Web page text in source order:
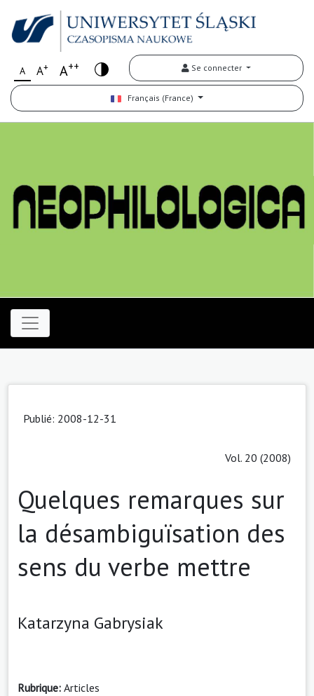
A A+ A++ Se connecter
Français (France)
Publié: 2008-12-31
Vol. 20 (2008)
Quelques remarques sur
la désambiguïsation des
sens du verbe mettre
Katarzyna Gabrysiak
Rubrique: Articles